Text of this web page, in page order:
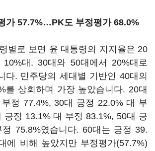
가 57.7%…PK도 부정평가 68.0%
별로 보면 윤 대통령의 지지율은 20
대, 30대와 50대에서 20%대로
다. 민주당의 세대별 기반인 40대의
를 상회하며 가장 높았습니다. 20대
정 77.4%, 30대 긍정 22.0% 대 부
긍정 13.1% 대 부정 83.1%, 50대 긍
75.8%였습니다. 60대는 긍정 39.
에 비해 높았지만 부정평가(57.7%)